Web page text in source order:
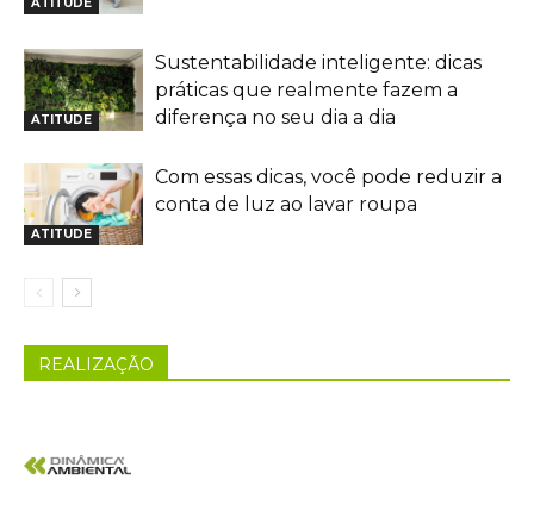
ATITUDE
Sustentabilidade inteligente: dicas
práticas que realmente fazem a
diferença no seu dia a dia
ATITUDE
Com essas dicas, você pode reduzir a
conta de luz ao lavar roupa
REALIZAÇÃO